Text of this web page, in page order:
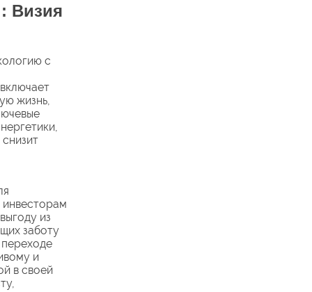
Визия
с
жизнь,
инвесторам
из
заботу
и
в своей